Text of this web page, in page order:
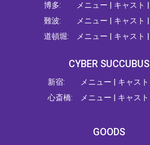
博多:
難波:
道頓堀:
メニュー | キャスト |
メニュー | キャスト |
メニュー | キャスト |
CYBER SUCCUBUS
新宿:
心斎橋:
メニュー キャスト
メニュー
キャスト
GOODS